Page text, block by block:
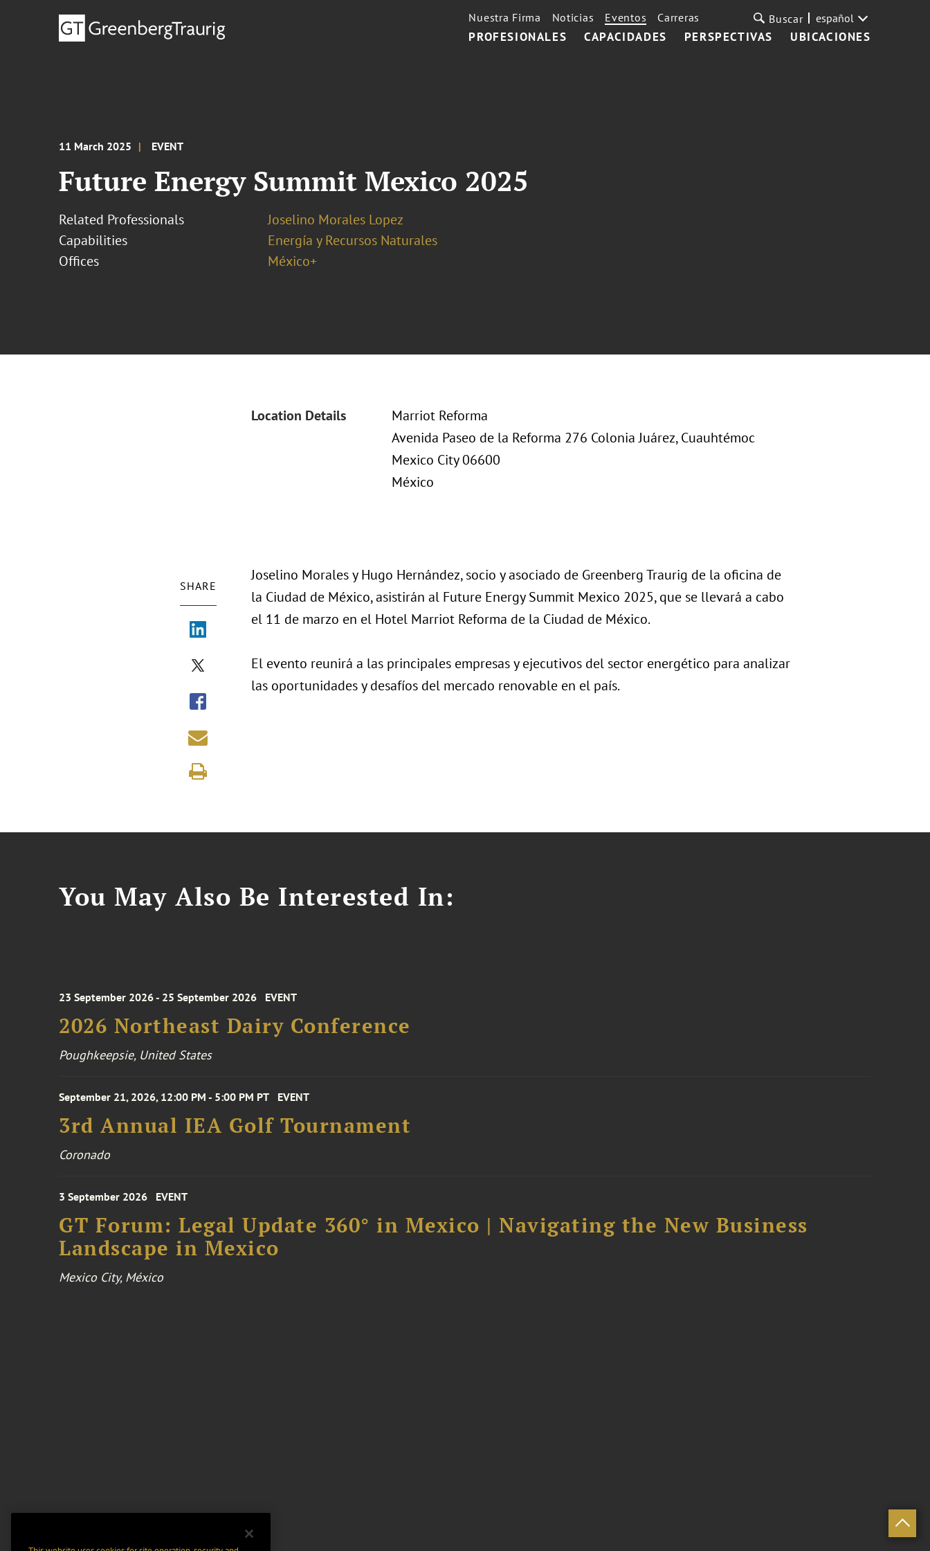
PROFESIONALES CAPACIDADES PERSPECTIVAS UBICACIONES
Nuestra Firma Noticias Eventos Carreras Buscar español
11 March 2025 EVENT
Future Energy Summit Mexico 2025
Related Professionals
Joselino Morales Lopez
Capabilities
Energía y Recursos Naturales
Offices
México+
Location Details
Marriot Reforma
Avenida Paseo de la Reforma 276 Colonia Juárez, Cuauhtémoc
Mexico City 06600
México
SHARE
Joselino Morales y Hugo Hernández, socio y asociado de Greenberg Traurig de la oficina de
la Ciudad de México, asistirán al Future Energy Summit Mexico 2025, que se llevará a cabo
el 11 de marzo en el Hotel Marriot Reforma de la Ciudad de México.
El evento reunirá a las principales empresas y ejecutivos del sector energético para analizar
las oportunidades y desafíos del mercado renovable en el país.
You May Also Be Interested In:
23 September 2026 - 25 September 2026 EVENT
2026 Northeast Dairy Conference
Poughkeepsie, United States
September 21, 2026, 12:00 PM - 5:00 PM PT EVENT
3rd Annual IEA Golf Tournament
Coronado
3 September 2026 EVENT
GT Forum: Legal Update 360° in Mexico | Navigating the New Business
Landscape in Mexico
Mexico City, México